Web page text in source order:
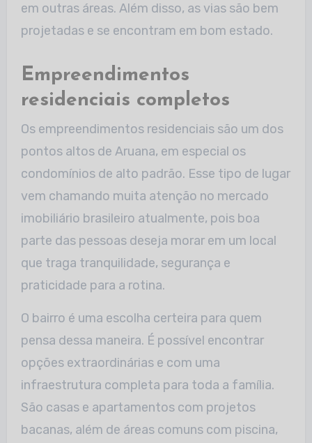
em outras áreas. Além disso, as vias são bem
projetadas e se encontram em bom estado.
Empreendimentos
residenciais completos
Os empreendimentos residenciais são um dos
pontos altos de Aruana, em especial os
condomínios de alto padrão. Esse tipo de lugar
vem chamando muita atenção no mercado
imobiliário brasileiro atualmente, pois boa
parte das pessoas deseja morar em um local
que traga tranquilidade, segurança e
praticidade para a rotina.
O bairro é uma escolha certeira para quem
pensa dessa maneira. É possível encontrar
opções extraordinárias e com uma
infraestrutura completa para toda a família.
São casas e apartamentos com projetos
bacanas, além de áreas comuns com piscina,